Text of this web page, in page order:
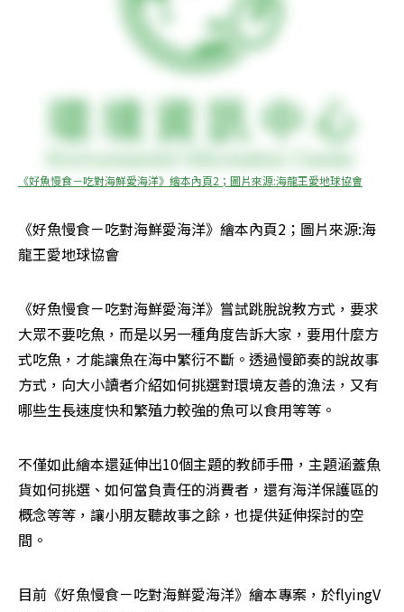
《好魚慢食－吃對海鮮愛海洋》繪本內頁2；圖片來源:海龍王愛地球協會
《好魚慢食－吃對海鮮愛海洋》繪本內頁2；圖片來源:海
龍王愛地球協會
《好魚慢食－吃對海鮮愛海洋》嘗試跳脫說教方式，要求
大眾不要吃魚，而是以另一種角度告訴大家，要用什麼方
式吃魚，才能讓魚在海中繁衍不斷。透過慢節奏的說故事
方式，向大小讀者介紹如何挑選對環境友善的漁法，又有
哪些生長速度快和繁殖力較強的魚可以食用等等。
不僅如此繪本還延伸出10個主題的教師手冊，主題涵蓋魚
貨如何挑選、如何當負責任的消費者，還有海洋保護區的
概念等等，讓小朋友聽故事之餘，也提供延伸探討的空
間。
目前《好魚慢食－吃對海鮮愛海洋》繪本專案，於flyingV